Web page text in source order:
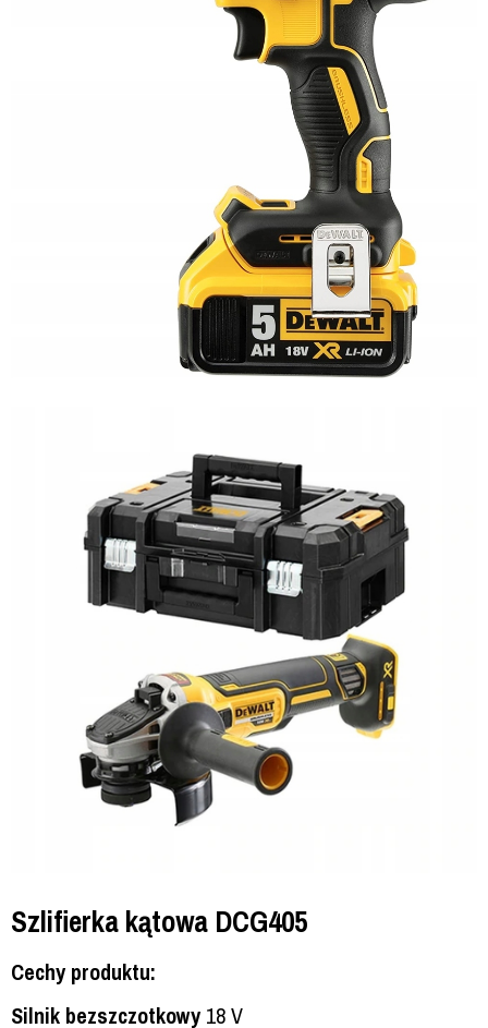
Szlifierka kątowa DCG405
Cechy produktu:
Silnik bezszczotkowy 18 V